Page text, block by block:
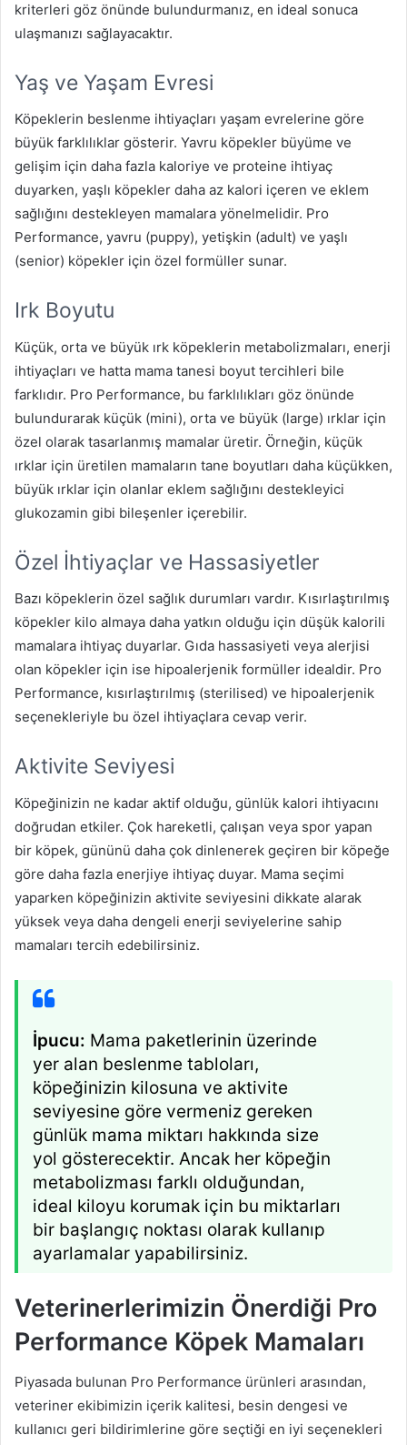
kriterleri göz önünde bulundurmanız, en ideal sonuca
ulaşmanızı sağlayacaktır.
Yaş ve Yaşam Evresi
Köpeklerin beslenme ihtiyaçları yaşam evrelerine göre
büyük farklılıklar gösterir. Yavru köpekler büyüme ve
gelişim için daha fazla kaloriye ve proteine ihtiyaç
duyarken, yaşlı köpekler daha az kalori içeren ve eklem
sağlığını destekleyen mamalara yönelmelidir. Pro
Performance, yavru (puppy), yetişkin (adult) ve yaşlı
(senior) köpekler için özel formüller sunar.
Irk Boyutu
Küçük, orta ve büyük ırk köpeklerin metabolizmaları, enerji
ihtiyaçları ve hatta mama tanesi boyut tercihleri bile
farklıdır. Pro Performance, bu farklılıkları göz önünde
bulundurarak küçük (mini), orta ve büyük (large) ırklar için
özel olarak tasarlanmış mamalar üretir. Örneğin, küçük
ırklar için üretilen mamaların tane boyutları daha küçükken,
büyük ırklar için olanlar eklem sağlığını destekleyici
glukozamin gibi bileşenler içerebilir.
Özel İhtiyaçlar ve Hassasiyetler
Bazı köpeklerin özel sağlık durumları vardır. Kısırlaştırılmış
köpekler kilo almaya daha yatkın olduğu için düşük kalorili
mamalara ihtiyaç duyarlar. Gıda hassasiyeti veya alerjisi
olan köpekler için ise hipoalerjenik formüller idealdir. Pro
Performance, kısırlaştırılmış (sterilised) ve hipoalerjenik
seçenekleriyle bu özel ihtiyaçlara cevap verir.
Aktivite Seviyesi
Köpeğinizin ne kadar aktif olduğu, günlük kalori ihtiyacını
doğrudan etkiler. Çok hareketli, çalışan veya spor yapan
bir köpek, gününü daha çok dinlenerek geçiren bir köpeğe
göre daha fazla enerjiye ihtiyaç duyar. Mama seçimi
yaparken köpeğinizin aktivite seviyesini dikkate alarak
yüksek veya daha dengeli enerji seviyelerine sahip
mamaları tercih edebilirsiniz.
İpucu: Mama paketlerinin üzerinde
yer alan beslenme tabloları,
köpeğinizin kilosuna ve aktivite
seviyesine göre vermeniz gereken
günlük mama miktarı hakkında size
yol gösterecektir. Ancak her köpeğin
metabolizması farklı olduğundan,
ideal kiloyu korumak için bu miktarları
bir başlangıç noktası olarak kullanıp
ayarlamalar yapabilirsiniz.
Veterinerlerimizin Önerdiği Pro
Performance Köpek Mamaları
Piyasada bulunan Pro Performance ürünleri arasından,
veteriner ekibimizin içerik kalitesi, besin dengesi ve
kullanıcı geri bildirimlerine göre seçtiği en iyi seçenekleri